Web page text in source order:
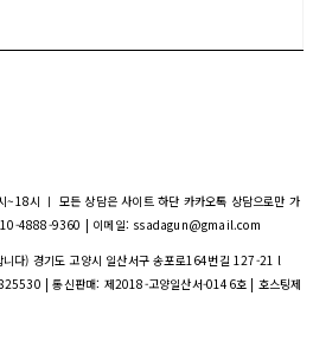
시 ㅣ 모든 상담은 사이트 하단 카카오톡 상담으로만 가
4888-9360 | 이메일: ssadagun@gmail.com
다) 경기도 고양시 일산서구 송포로164번길 127-21 l
| 통신판매: 제2018-고양일산서-0146호 | 호스팅제